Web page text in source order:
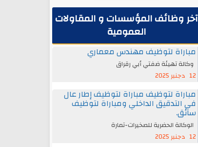
آخر وظائف المؤسسات و المقاولات
العمومية
مباراة لتوظيف مهندس معماري
وكالة تهيئة ضفتي أبي رقراق
12 دجنبر 2025
مباراة لتوظيف مباراة لتوظيف إطار عال
في التدقيق الداخلي ومباراة لتوظيف
سائق.
الوكالة الحضرية للصخيرات-تمارة
12 دجنبر 2025